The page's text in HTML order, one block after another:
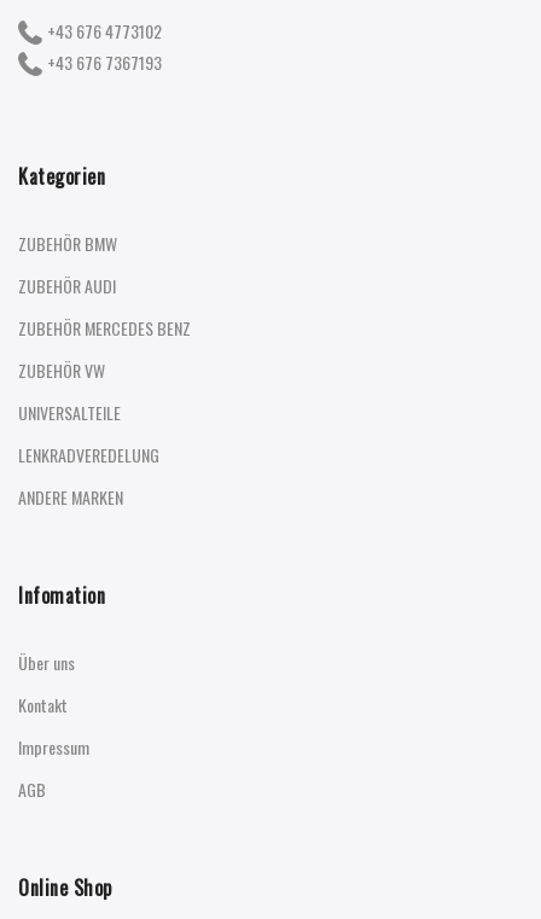
+43 676 4773102
+43 676 7367193
Kategorien
ZUBEHÖR BMW
ZUBEHÖR AUDI
ZUBEHÖR MERCEDES BENZ
ZUBEHÖR VW
UNIVERSALTEILE
LENKRADVEREDELUNG
ANDERE MARKEN
Infomation
Über uns
Kontakt
Impressum
AGB
Online Shop